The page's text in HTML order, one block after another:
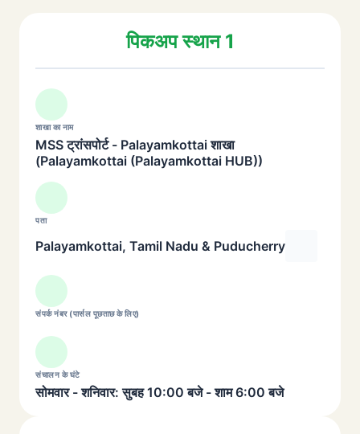
पिकअप स्थान 1
शाखा का नाम
MSS ट्रांसपोर्ट - Palayamkottai शाखा
(Palayamkottai (Palayamkottai HUB))
पता
Palayamkottai, Tamil Nadu & Puducherry
संपर्क नंबर (पार्सल पूछताछ के लिए)
संचालन के घंटे
सोमवार - शनिवार: सुबह 10:00 बजे - शाम 6:00 बजे